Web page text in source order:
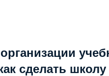
сделать